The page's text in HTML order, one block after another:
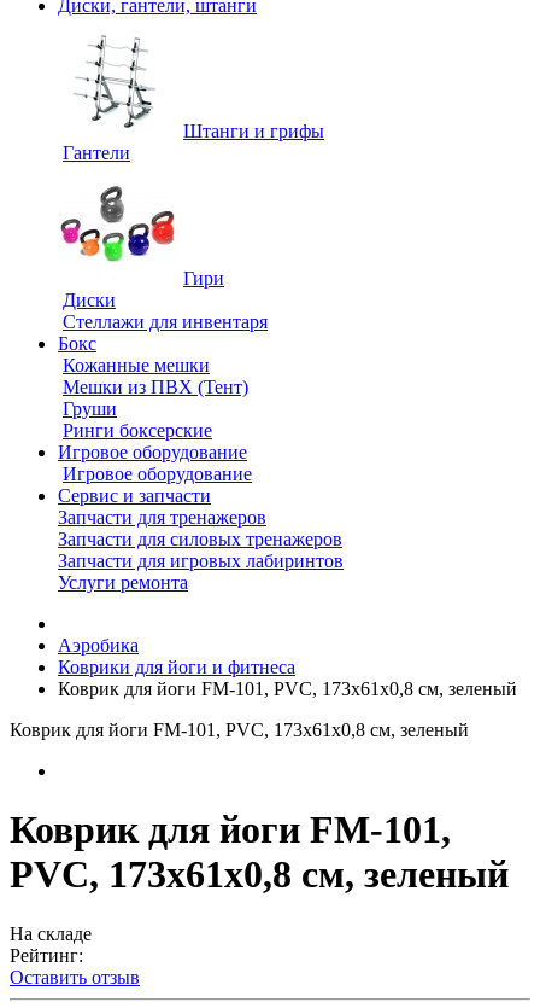
Диски, гантели, штанги
Штанги и грифы
Гантели
Гири
Диски
Стеллажи для инвентаря
Бокс
Кожанные мешки
Мешки из ПВХ (Тент)
Груши
Ринги боксерские
Игровое оборудование
Игровое оборудование
Сервис и запчасти
Запчасти для тренажеров
Запчасти для силовых тренажеров
Запчасти для игровых лабиринтов
Услуги ремонта
Аэробика
Коврики для йоги и фитнеса
Коврик для йоги FM-101, PVC, 173x61x0,8 см, зеленый
Коврик для йоги FM-101, PVC, 173x61x0,8 см, зеленый
Коврик для йоги FM-101,
PVC, 173x61x0,8 см, зеленый
На складе
Рейтинг:
Оставить отзыв